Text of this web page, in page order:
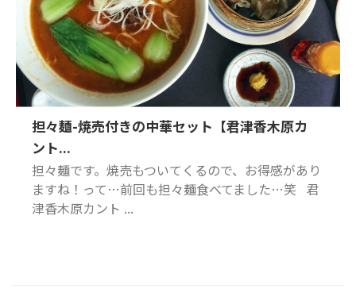
担々麺-焼売付きの中華セット【君津香木原カ
ント...
担々麺です。焼売もついてくるので、お得感があり
ますね！って…前回も担々麺食べてました…笑 君
津香木原カント ...